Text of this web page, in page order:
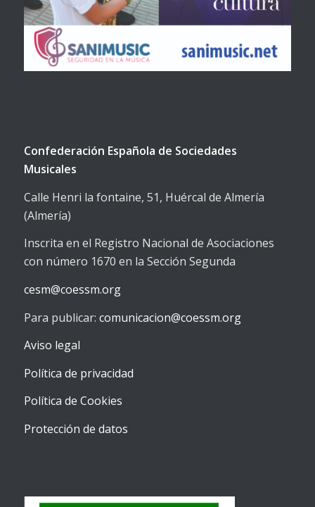
Confederación Española de Sociedades
Musicales
Calle Henri la fontaine, 51, Huércal de Almería
(Almería)
Inscrita en el Registro Nacional de Asociaciones
con número 1670 en la Sección Segunda
cesm@coessm.org
Para publicar: comunicacion@coessm.org
Aviso legal
Política de privacidad
Política de Cookies
Protección de datos